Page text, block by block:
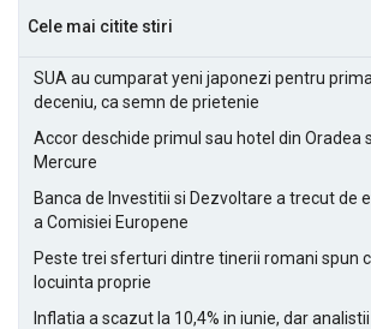
Cele mai citite stiri
SUA au cumparat yeni japonezi pentru
deceniu, ca semn de prietenie
Accor deschide primul sau hotel din Oradea
Mercure
Banca de Investitii si Dezvoltare a trecut de
a Comisiei Europene
Peste trei sferturi dintre tinerii romani spun
locuinta proprie
Inflatia a scazut la 10,4% in iunie, dar